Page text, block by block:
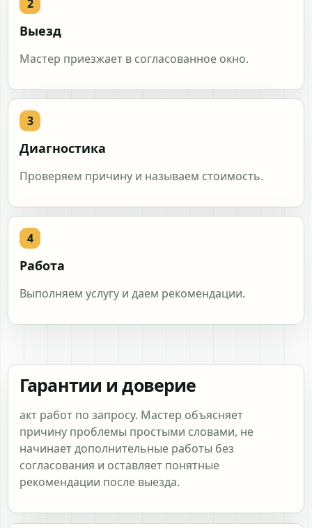
Выезд
Мастер приезжает в согласованное окно.
Диагностика
Проверяем причину и называем стоимость.
Работа
Выполняем услугу и даем рекомендации.
Гарантии и доверие
акт работ по запросу. Мастер объясняет
причину проблемы простыми словами, не
начинает дополнительные работы без
согласования и оставляет понятные
рекомендации после выезда.